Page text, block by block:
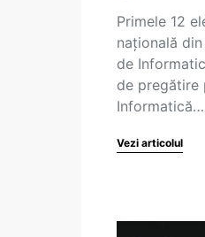
Primele 12
națională
de
de pregătire
Informatică…
Vezi articolul